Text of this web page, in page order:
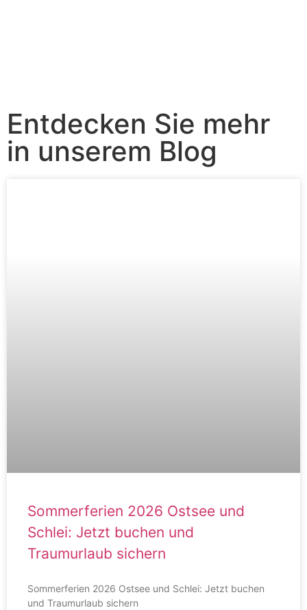
Entdecken Sie mehr
in unserem Blog
Sommerferien 2026 Ostsee und
Schlei: Jetzt buchen und
Traumurlaub sichern
Sommerferien 2026 Ostsee und Schlei: Jetzt buchen
und Traumurlaub sichern